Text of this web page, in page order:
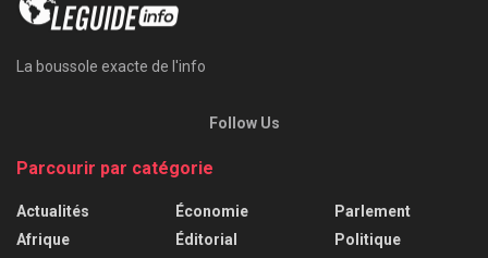
La boussole exacte de l'info
Follow Us
Parcourir par catégorie
Actualités
Afrique
Économie
Éditorial
Parlement
Politique